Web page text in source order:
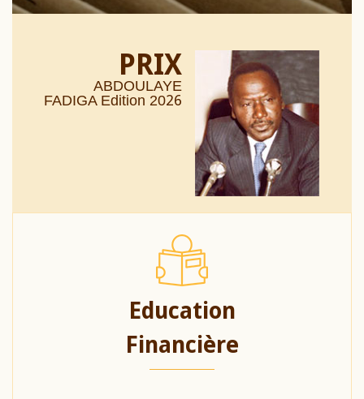
PRIX
ABDOULAYE
FADIGA Edition 2026
Education
Financière